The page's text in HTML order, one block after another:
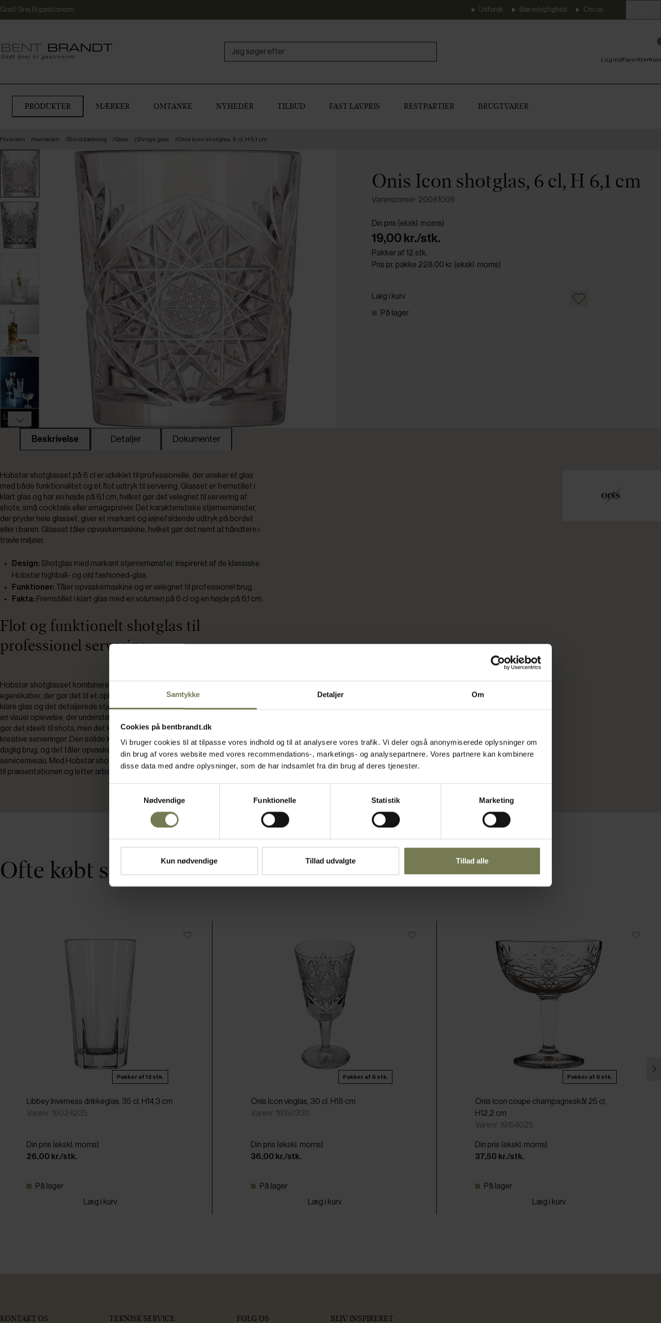
Samtykke Detaljer Om
Cookies på bentbrandt.dk
Vi bruger cookies til at tilpasse vores indhold og til at analysere vores trafik. Vi deler også anonymiserede oplysninger om
din brug af vores website med vores recommendations-, marketings- og analysepartnere. Vores partnere kan kombinere
disse data med andre oplysninger, som de har indsamlet fra din brug af deres tjenester.
Nødvendige
Funktionelle Statistik Marketing
Kun nødvendige Tillad udvalgte Tillad alle
Godt Grej til gastronomi Udforsk Bæredygtighed Om os
Log indFavoritterKurv
PRODUKTER MÆRKER OMTANKE NYHEDER TILBUD FAST LAVPRIS RESTPARTIER BRUGTVARER
Forsiden Isenkram Borddækning Glas Øvrige glas Onis Icon shotglas, 6 cl, H 6,1 cm
Onis Icon shotglas, 6 cl, H 6,1 cm
Varenummer: 20081006
Din pris (ekskl. moms)
19,00 kr./stk.
Pakker af 12 stk.
Pris pr. pakke 228,00 kr. (ekskl. moms)
Læg i kurv
På lager
Beskrivelse Detaljer Dokumenter
Hobstar shotglasset på 6 cl er udviklet til professionelle, der ønsker et glas
med både funktionalitet og et flot udtryk til servering. Glasset er fremstillet i
klart glas og har en højde på 6,1 cm, hvilket gør det velegnet til servering af
shots, små cocktails eller smagsprøver. Det karakteristiske stjernemønster,
der pryder hele glasset, giver et markant og iøjnefaldende udtryk på bordet
eller i baren. Glasset tåler opvaskemaskine, hvilket gør det nemt at håndtere i
travle miljøer.
Design: Shotglas med markant stjernemønster, inspireret af de klassiske
Hobstar highball- og old fashioned-glas.
Funktioner: Tåler opvaskemaskine og er velegnet til professionel brug.
Fakta: Fremstillet i klart glas med en volumen på 6 cl og en højde på 6,1 cm.
Flot og funktionelt shotglas til
professionel servering
Hobstar shotglasset kombinerer et karakteristisk design med praktiske
egenskaber, der gør det til et oplagt valg for barer, restauranter og caféer. Det
klare glas og det detaljerede stjernemønster skaber et flot spil i lyset og giver
en visuel oplevelse, der understøtter serveringen. Glassets størrelse og form
gør det ideelt til shots, men det kan også bruges til små smagsprøver eller
kreative serveringer. Den solide konstruktion sikrer, at glasset kan holde til
daglig brug, og det tåler opvaskemaskine, så du nemt kan opretholde et højt
serviceniveau. Med Hobstar shotglasset får du et produkt, der både bidrager
til præsentationen og letter arbejdet i det professionelle køkken.
Ofte købt sammen med
Pakker af 12 stk.
Libbey Inverness drikkeglas, 35 cl, H14,3 cm
Varenr: 19024235
Din pris (ekskl. moms)
26,00 kr./stk.
På lager
Læg i kurv
Pakker af 6 stk.
Onis Icon vinglas, 30 cl, H18 cm
Varenr: 19150330
Din pris (ekskl. moms)
36,00 kr./stk.
På lager
Læg i kurv
Pakker af 6 stk.
Onis Icon coupe champagneskål 25 cl,
H12,2 cm
Varenr: 19154025
Din pris (ekskl. moms)
37,50 kr./stk.
På lager
Læg i kurv
KONTAKT OS TEKNISK SERVICE FØLG OS BLIV INSPIRERET